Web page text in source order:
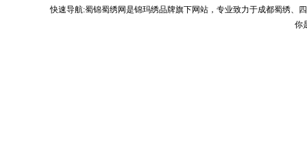
快速导航:蜀锦蜀绣网是锦玛绣品牌旗下网站，专业致力于成都蜀绣、
你